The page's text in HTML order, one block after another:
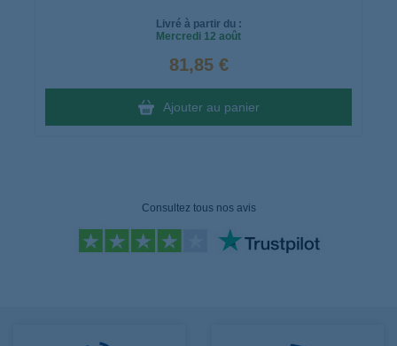
Livré à partir du :
Mercredi 12 août
81,85 €
Ajouter au panier
Consultez tous nos avis